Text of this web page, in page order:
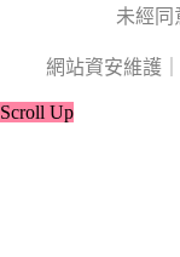
未經同
網站資安維護
Scroll Up